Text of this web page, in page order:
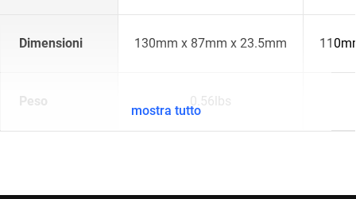
Dimensioni 130mm x 87mm x 23.5mm
Peso 0.56lbs
mostra tutto